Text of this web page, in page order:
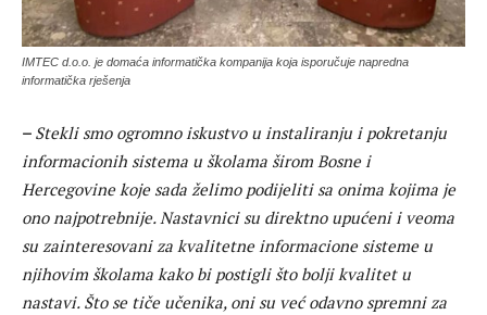
IMTEC d.o.o. je domaća informatička kompanija koja isporučuje napredna
informatička rješenja
– Stekli smo ogromno iskustvo u instaliranju i pokretanju
informacionih sistema u školama širom Bosne i
Hercegovine koje sada želimo podijeliti sa onima kojima je
ono najpotrebnije. Nastavnici su direktno upućeni i veoma
su zainteresovani za kvalitetne informacione sisteme u
njihovim školama kako bi postigli što bolji kvalitet u
nastavi. Što se tiče učenika, oni su već odavno spremni za